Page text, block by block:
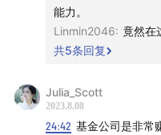
Dreams
WaveArt - Way To
WaveArt - It’s A Good
Reveille - Great
Outside The Sky -
能力。
Linmin2046: 竟然在
共5条回复
Julia_Scott
2023.8.08
24:42 基金公司是非常